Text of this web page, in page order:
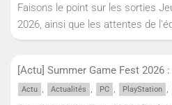
Faisons le point sur les sorties
2026, ainsi que les attentes de
[Actu] Summer Game Fest 2026
Actu , Actualités , PC , PlayStation ,